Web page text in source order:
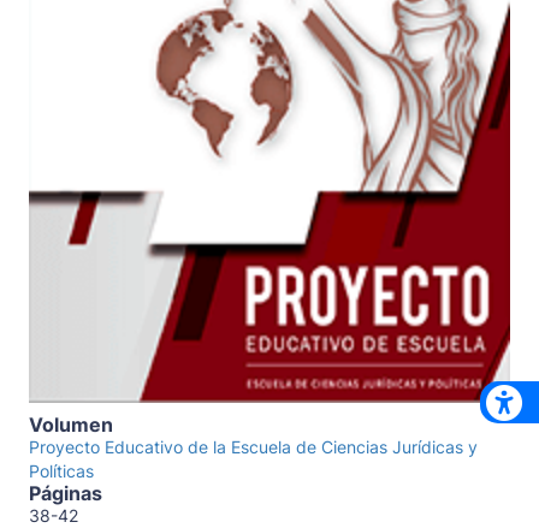
Volumen
Proyecto Educativo de la Escuela de Ciencias Jurídicas y
Políticas
Páginas
38-42